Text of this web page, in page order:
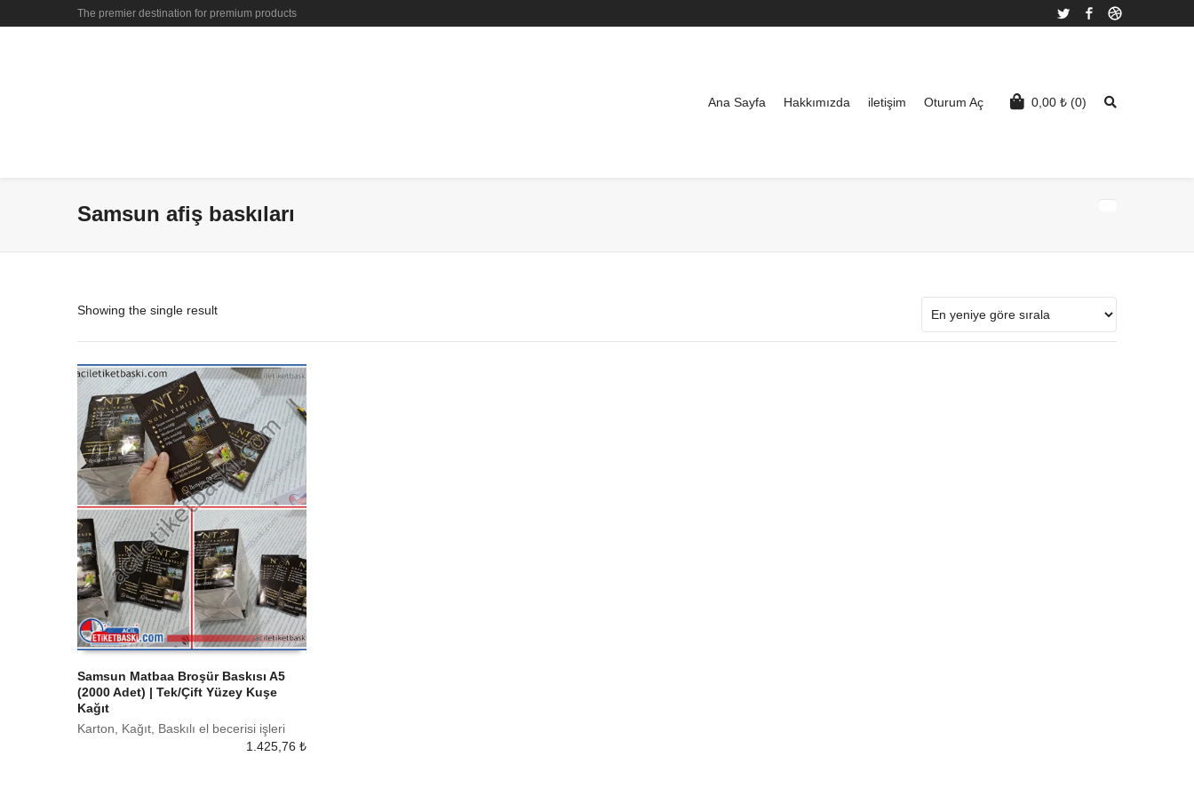
The premier destination for premium products Twitter Facebook
0,00 ₺ (0)
Ana Sayfa Hakkımızda iletişim Oturum Aç
Samsun afiş baskıları
Showing the single result
SEPETE EKLE
Samsun Matbaa Broşür Baskısı A5
(2000 Adet) | Tek/Çift Yüzey Kuşe
Kağıt
Karton, Kağıt, Baskılı el becerisi işleri
1.425,76 ₺